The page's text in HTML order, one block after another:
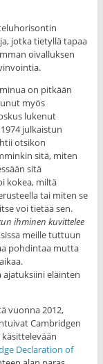
jotka tietyllä tapaa
oivalluksen
on pitkään
myös
lukenut
julkaistun
otsikon
sitä, miten
sitä
kokea, miltä
tai miten se
voi tietää sen.
ihminen kuvittelee
meille tuttuun
pohdintaa mutta
eläinten
vuonna 2012,
Cambridgen
Declaration of